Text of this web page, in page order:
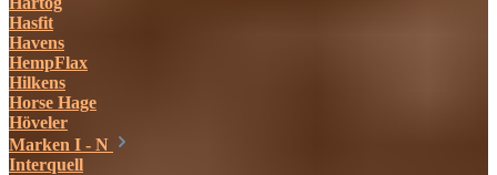
Hasfit
Havens
HempFlax
Hilkens
Horse Hage
Höveler
Marken I - N
Interquell